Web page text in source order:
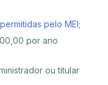
pelo MEI;
por ano
ou titular